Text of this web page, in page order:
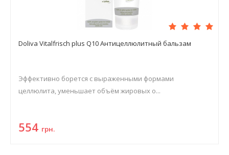
Doliva Vitalfrisch plus Q10 Антицеллюлитный бальзам
Эффективно борется с выраженными формами
целлюлита, уменьшает объём жировых о...
554 грн.